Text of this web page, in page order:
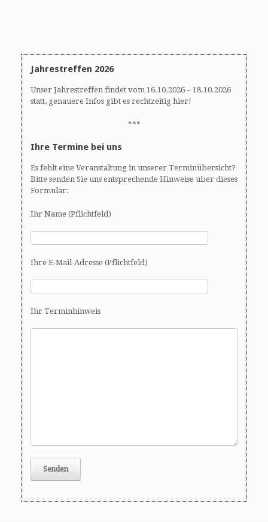
Jahrestreffen 2026
Unser Jahrestreffen findet vom 16.10.2026 – 18.10.2026
statt, genauere Infos gibt es rechtzeitig hier!
***
Ihre Termine bei uns
Es fehlt eine Veranstaltung in unserer Terminübersicht?
Bitte senden Sie uns entsprechende Hinweise über dieses
Formular:
Ihr Name (Pflichtfeld)
Ihre E-Mail-Adresse (Pflichtfeld)
Ihr Terminhinweis